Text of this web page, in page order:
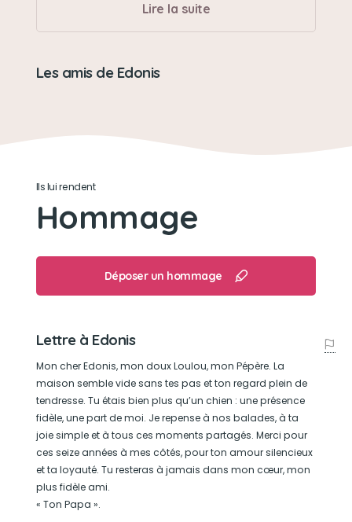
dans ma vie et dans mon cœur
qui ne s’effaceront jamais.
Merci pour tout.
La plage, la campagne, au bord d'un lac, ton
jardin, et friand des aires d'autoroutes !
Vider les poubelles pour y retrouver quelque
chose d'intéressant, voler le gant de cuisson !
Son caractère
et curieux. Seize ans de tendresse et de
complicité. À jamais dans le cœur de ceux qui
l’ont aimé.
Son jouet préféré
Un tee-shirt, un ballon, une balle de tennis, des
choses simples !
Lire la suite
Les amis de Edonis
Ils lui rendent
Hommage
Déposer un hommage
Lettre à Edonis
Mon cher Edonis, mon doux Loulou, mon Pépère. La
maison semble vide sans tes pas et ton regard plein de
tendresse. Tu étais bien plus qu’un chien : une présence
fidèle, une part de moi. Je repense à nos balades, à ta
joie simple et à tous ces moments partagés. Merci pour
ces seize années à mes côtés, pour ton amour silencieux
et ta loyauté. Tu resteras à jamais dans mon cœur, mon
plus fidèle ami.
« Ton Papa ».